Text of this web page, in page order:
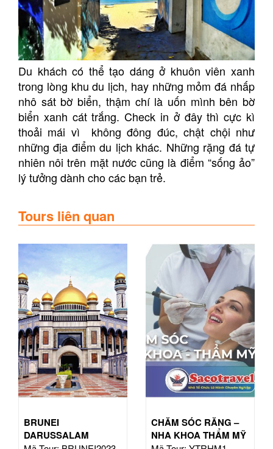
Du khách có thể tạo dáng ở khuôn viên xanh
trong lòng khu du lịch, hay những mỏm đá nhấp
nhô sát bờ biển, thậm chí là uốn mình bên bờ
biển xanh cát trắng. Check in ở đây thì cực kì
thoải mái vì không đông đúc, chật chội như
những địa điểm du lịch khác. Những rặng đá tự
nhiên nôi trên mặt nước cũng là điểm “sống ảo”
lý tưởng dành cho các bạn trẻ.
Tours liên quan
BRUNEI
DARUSSALAM
CHĂM SÓC RĂNG –
NHA KHOA THẨM MỸ